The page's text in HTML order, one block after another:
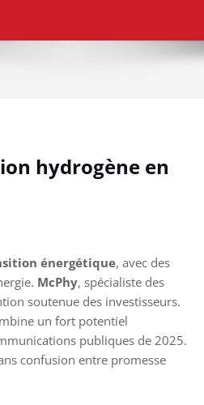
hydrogène en
énergétique, avec des
McPhy, spécialiste des
soutenue des investisseurs.
un fort potentiel
publiques de 2025.
confusion entre promesse